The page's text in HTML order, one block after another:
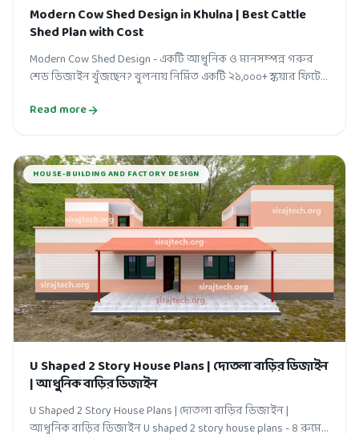
Modern Cow Shed Design in Khulna | Best Cattle
Shed Plan with Cost
Modern Cow Shed Design - একটি আধুনিক ও মানসম্পন্ন গরুর
শেড ডিজাইন খুঁজছেন? খুলনায় নির্মিত একটি ২১,০০০+ স্কয়ার ফিটের
Read more
HOUSE-BUILDING AND FACTORY DESIGN
U Shaped 2 Story House Plans | দোতলা বাড়ির ডিজাইন
| আধুনিক বাড়ির ডিজাইন
U Shaped 2 Story House Plans | দোতলা বাড়ির ডিজাইন |
আধুনিক বাড়ির ডিজাইন U shaped 2 story house plans - ৪ রুমের